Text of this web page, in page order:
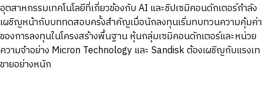
อุตสาหกรรมเทคโนโลยีที่เกี่ยวข้องกับ AI และชิปเซมิคอนดักเตอร์กำลัง
เผชิญหน้ากับบททดสอบครั้งสำคัญเมื่อนักลงทุนเริ่มทบทวนความคุ้มค่า
ของการลงทุนในโครงสร้างพื้นฐาน หุ้นกลุ่มเซมิคอนดักเตอร์และหน่วย
ความจำอย่าง Micron Technology และ Sandisk ต้องเผชิญกับแรงเท
ขายอย่างหนัก